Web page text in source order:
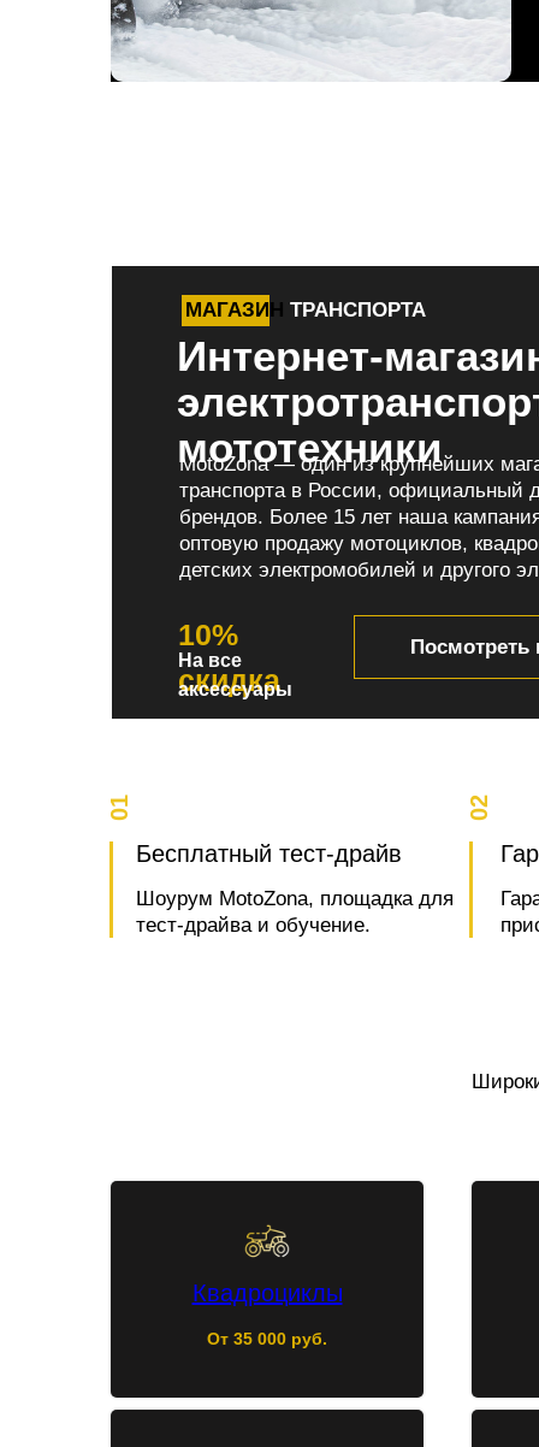
Интернет-
мототехники
Посмотреть
10%
скидка
На все
аксессуары
МАГАЗИН ТРАНСПОРТА
MotoZona — один из крупнейших
транспорта в России, официальный
брендов. Более 15 лет наша
оптовую продажу мотоциклов,
детских электромобилей и другого
Бесплатный тест-драйв
Шоурум MotoZona, площадка для
тест-драйва и обучение.
01 02
Квадроциклы
От 35 000 руб.